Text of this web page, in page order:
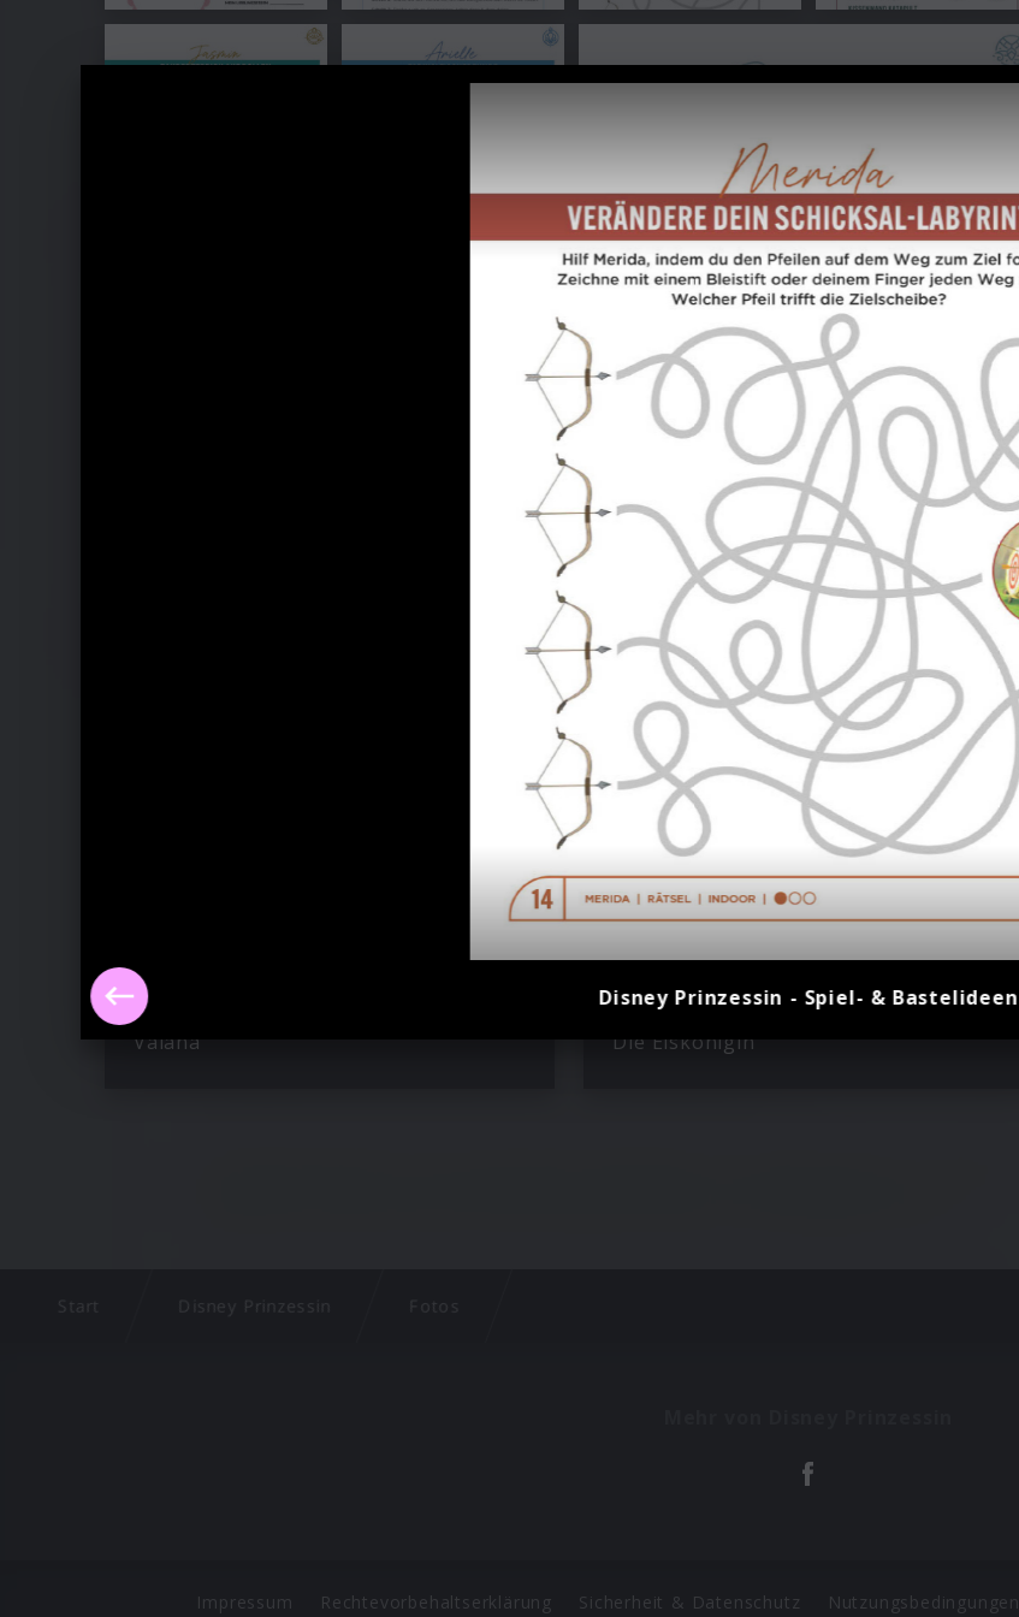
Ähnliche Künstler wie Disney Prinzessin
Vaiana Die Eiskönigin
Start Disney Prinzessin Fotos
Impressum Rechtevorbehaltserklärung Sicherheit & Datenschutz Nutzungsbedingungen
Disney Prinzessin - Spiel- & Bastelideen